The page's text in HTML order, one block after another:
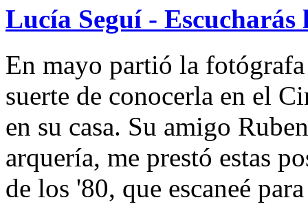
Lucía Seguí - Escucharás
En mayo partió la
suerte de conocerla en el
en su casa. Su amigo
arquería, me prestó estas
de los '80, que escaneé